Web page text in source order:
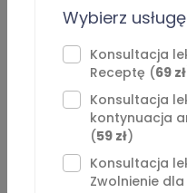
Jestem członkiem
Rodzinnej, Kolegium
Polskiego Towarzystwa
W pracy stawiam na
wywiad i konkretne
konsultacji rozumiał, co
kiedy potrzebna jest
Wybierz usługę
Konsultacja
Receptę (69 zł
⁠Konsultacja
kontynuacja
(59 zł)
Konsultacja
Zwolnienie